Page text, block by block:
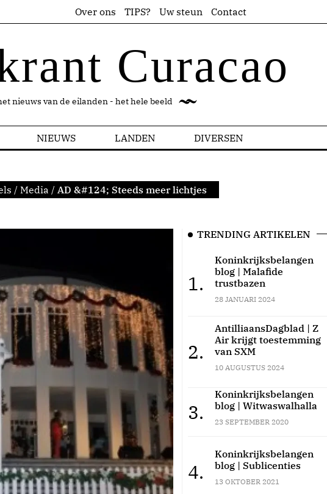
Over ons TIPS? Uw steun Contact
Curacao
nieuws van de eilanden - het hele beeld
NIEUWS LANDEN DIVERSEN
/ Media / AD &#124; Steeds meer lichtjes
TRENDING ARTIKELEN
1.
Koninkrijksbelangen
blog | Malafide
trustbazen
28 JANUARI 2024
2.
AntilliaansDagblad | Z
Air krijgt toestemming
van SXM
10 AUGUSTUS 2024
3.
Koninkrijksbelangen
blog | Witwaswalhalla
23 SEPTEMBER 2020
4.
Koninkrijksbelangen
blog | Sublicenties
13 OKTOBER 2021